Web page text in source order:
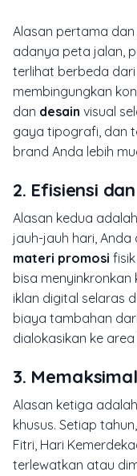
Alasan pertama
adanya peta jalan,
terlihat berbeda dari
membingungkan
dan desain visual
gaya tipografi, dan
brand Anda lebih
2. Efisiensi
Alasan kedua adalah
jauh-jauh hari,
materi promosi
bisa
iklan digital selaras
biaya tambahan
dialokasikan ke
3.
Alasan ketiga adalah
khusus. Setiap
Fitri, Hari
terlewatkan atau